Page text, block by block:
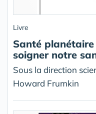
Livre
Santé
soigner notre
Sous la direction
Howard Frumkin